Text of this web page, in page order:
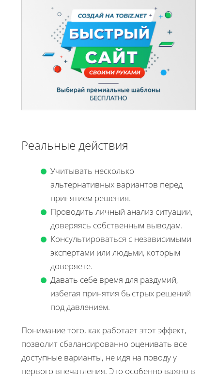
Реальные действия
Учитывать несколько
альтернативных вариантов перед
принятием решения.
Проводить личный анализ ситуации,
доверяясь собственным выводам.
Консультироваться с независимыми
экспертами или людьми, которым
доверяете.
Давать себе время для раздумий,
избегая принятия быстрых решений
под давлением.
Понимание того, как работает этот эффект,
позволит сбалансированно оценивать все
доступные варианты, не идя на поводу у
первого впечатления. Это особенно важно в